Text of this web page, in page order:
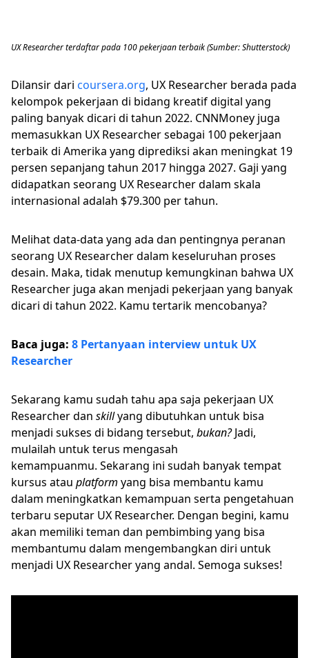
UX Researcher terdaftar pada 100 pekerjaan terbaik (Sumber: Shutterstock)
Dilansir dari coursera.org, UX Researcher berada pada
kelompok pekerjaan di bidang kreatif digital yang
paling banyak dicari di tahun 2022. CNNMoney juga
memasukkan UX Researcher sebagai 100 pekerjaan
terbaik di Amerika yang diprediksi akan meningkat 19
persen sepanjang tahun 2017 hingga 2027. Gaji yang
didapatkan seorang UX Researcher dalam skala
internasional adalah $79.300 per tahun.
Melihat data-data yang ada dan pentingnya peranan
seorang UX Researcher dalam keseluruhan proses
desain. Maka, tidak menutup kemungkinan bahwa UX
Researcher juga akan menjadi pekerjaan yang banyak
dicari di tahun 2022. Kamu tertarik mencobanya?
Baca juga: 8 Pertanyaan interview untuk UX
Researcher
Sekarang kamu sudah tahu apa saja pekerjaan UX
Researcher dan skillyang dibutuhkan untuk bisa
menjadi sukses di bidang tersebut, bukan?Jadi,
mulailah untuk terus mengasah
kemampuanmu. Sekarang ini sudah banyak tempat
kursus atau platform yang bisa membantu kamu
dalam meningkatkan kemampuan serta pengetahuan
terbaru seputar UX Researcher. Dengan begini, kamu
akan memiliki teman dan pembimbing yang bisa
membantumu dalam mengembangkan diri untuk
menjadi UX Researcher yang andal. Semoga sukses!